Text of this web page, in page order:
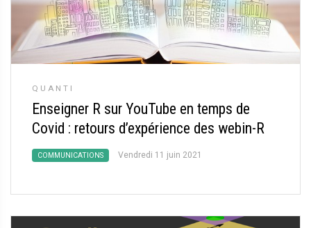
QUANTI
Enseigner R sur YouTube en temps de
Covid : retours d’expérience des webin-R
COMMUNICATIONS Vendredi 11 juin 2021